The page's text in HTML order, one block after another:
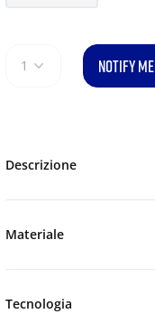
1 NOTIFY ME
Descrizione
Materiale
Tecnologia